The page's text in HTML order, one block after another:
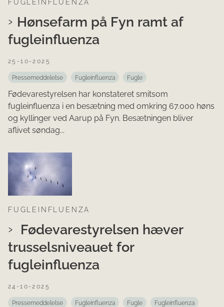
FUGLEINFLUENZA
Hønsefarm på Fyn ramt af
fugleinfluenza
25-10-2025
Pressemeddelelse Fugleinfluenza Fugle
Fødevarestyrelsen har konstateret smitsom
fugleinfluenza i en besætning med omkring 67.000 høns
og kyllinger ved Aarup på Fyn. Besætningen bliver
aflivet søndag...
FUGLEINFLUENZA
Fødevarestyrelsen hæver
trusselsniveauet for
fugleinfluenza
24-10-2025
Pressemeddelelse Fugleinfluenza Fugle Fugleinfluenza